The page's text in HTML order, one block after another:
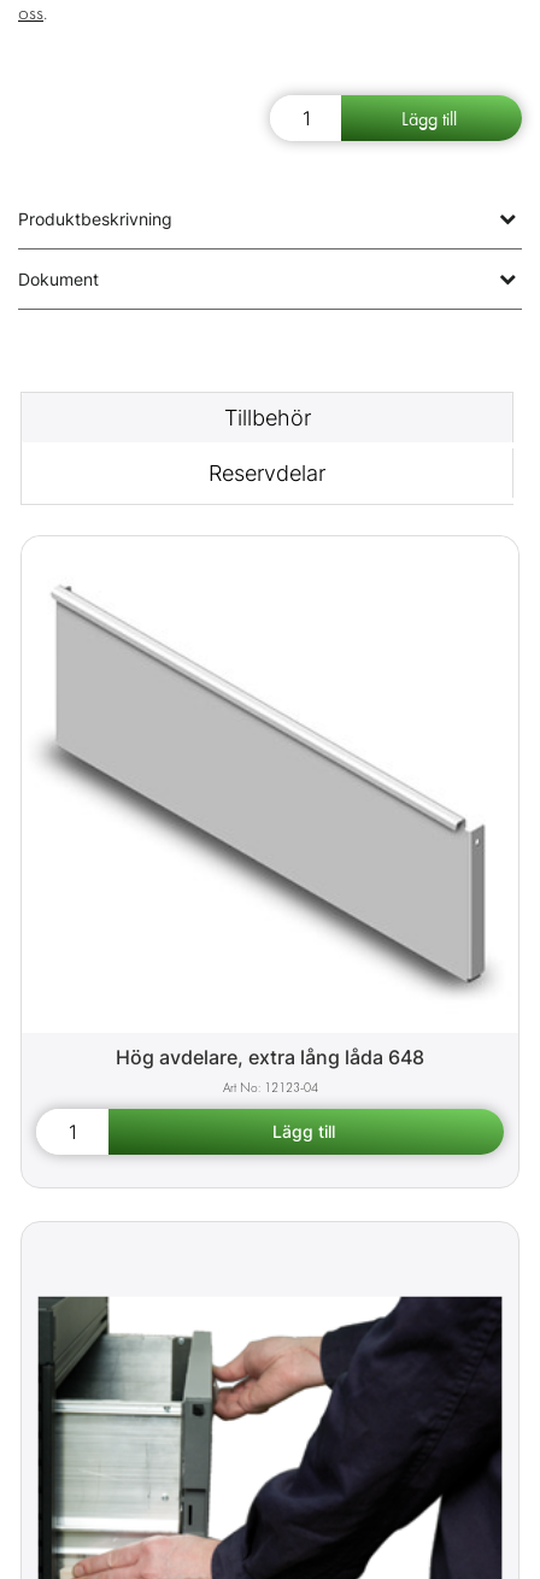
oss.
Produktbeskrivning
Dokument
Tillbehör
Reservdelar
Hög avdelare, extra lång låda 648
12123-04